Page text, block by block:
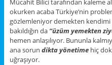
Mücahit Bilici tarafından kaleme
okurken acaba Türkiye’nin
gözlemleniyor demekten kendimi
bakıldığın da ’’üzüm yemekten
hemen anlaşılıyor. Bununla
ana sorun dikta yönetimehiç
uğraşıyor.